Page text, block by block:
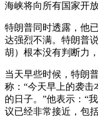
海峡将向所有国家开放
特朗普同时透露，他
达强烈不满。特朗普
胡）根本没有判断力
当天早些时候，特朗
称：“今天早上的袭
的日子。”他表示：“
议已经非常接近，包